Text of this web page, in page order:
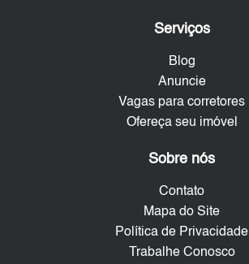
Serviços
Blog
Anuncie
Vagas para corretores
Ofereça seu imóvel
Sobre nós
Contato
Mapa do Site
Política de Privacidade
Trabalhe Conosco